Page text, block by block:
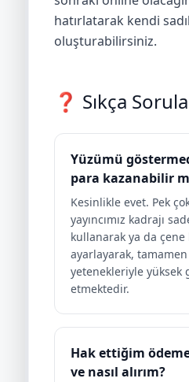
hatırlatarak kendi
oluşturabilirsiniz.
❓ Sıkça
Yüzümü
para kazanabilir
Kesinlikle evet. Pek
yayıncımız kadrajı
kullanarak ya da çene
ayarlayarak,
yetenekleriyle yüksek
etmektedir.
Hak ettiğim
ve nasıl alırım?